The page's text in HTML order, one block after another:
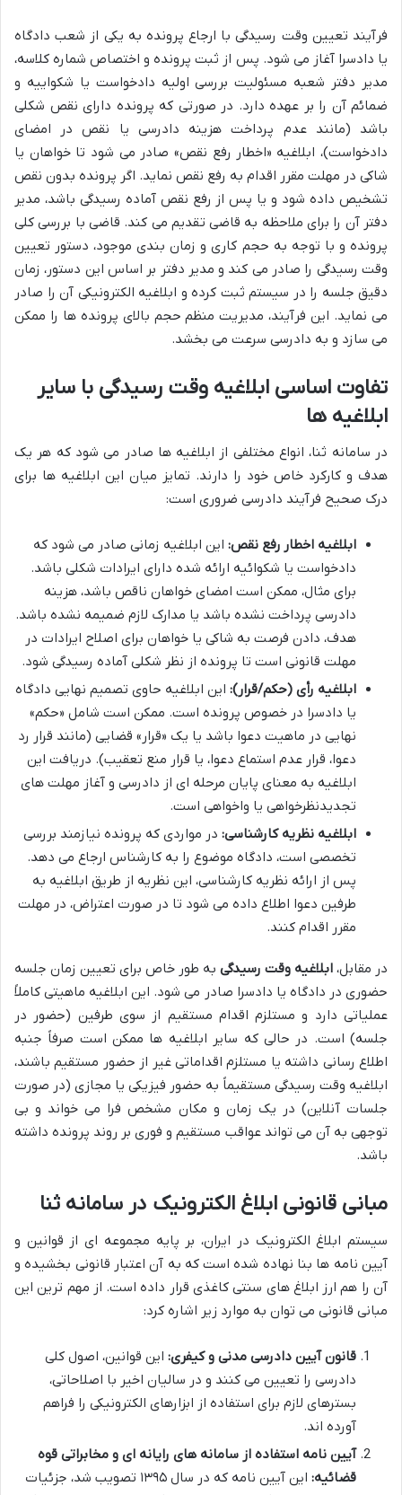
فرآیند تعیین وقت رسیدگی با ارجاع پرونده به یکی از شعب دادگاه
یا دادسرا آغاز می شود. پس از ثبت پرونده و اختصاص شماره کلاسه،
مدیر دفتر شعبه مسئولیت بررسی اولیه دادخواست یا شکواییه و
ضمائم آن را بر عهده دارد. در صورتی که پرونده دارای نقص شکلی
باشد (مانند عدم پرداخت هزینه دادرسی یا نقص در امضای
دادخواست)، ابلاغیه «اخطار رفع نقص» صادر می شود تا خواهان یا
شاکی در مهلت مقرر اقدام به رفع نقص نماید. اگر پرونده بدون نقص
تشخیص داده شود و یا پس از رفع نقص آماده رسیدگی باشد، مدیر
دفتر آن را برای ملاحظه به قاضی تقدیم می کند. قاضی با بررسی کلی
پرونده و با توجه به حجم کاری و زمان بندی موجود، دستور تعیین
وقت رسیدگی را صادر می کند و مدیر دفتر بر اساس این دستور، زمان
دقیق جلسه را در سیستم ثبت کرده و ابلاغیه الکترونیکی آن را صادر
می نماید. این فرآیند، مدیریت منظم حجم بالای پرونده ها را ممکن
می سازد و به دادرسی سرعت می بخشد.
تفاوت اساسی ابلاغیه وقت رسیدگی با سایر
ابلاغیه ها
در سامانه ثنا، انواع مختلفی از ابلاغیه ها صادر می شود که هر یک
هدف و کارکرد خاص خود را دارند. تمایز میان این ابلاغیه ها برای
درک صحیح فرآیند دادرسی ضروری است:
ابلاغیه اخطار رفع نقص: این ابلاغیه زمانی صادر می شود که
دادخواست یا شکوائیه ارائه شده دارای ایرادات شکلی باشد.
برای مثال، ممکن است امضای خواهان ناقص باشد، هزینه
دادرسی پرداخت نشده باشد یا مدارک لازم ضمیمه نشده باشد.
هدف، دادن فرصت به شاکی یا خواهان برای اصلاح ایرادات در
مهلت قانونی است تا پرونده از نظر شکلی آماده رسیدگی شود.
ابلاغیه رأی (حکم/قرار): این ابلاغیه حاوی تصمیم نهایی دادگاه
یا دادسرا در خصوص پرونده است. ممکن است شامل «حکم»
نهایی در ماهیت دعوا باشد یا یک «قرار» قضایی (مانند قرار رد
دعوا، قرار عدم استماع دعوا، یا قرار منع تعقیب). دریافت این
ابلاغیه به معنای پایان مرحله ای از دادرسی و آغاز مهلت های
تجدیدنظرخواهی یا واخواهی است.
ابلاغیه نظریه کارشناسی: در مواردی که پرونده نیازمند بررسی
تخصصی است، دادگاه موضوع را به کارشناس ارجاع می دهد.
پس از ارائه نظریه کارشناسی، این نظریه از طریق ابلاغیه به
طرفین دعوا اطلاع داده می شود تا در صورت اعتراض، در مهلت
مقرر اقدام کنند.
در مقابل، ابلاغیه وقت رسیدگی به طور خاص برای تعیین زمان جلسه
حضوری در دادگاه یا دادسرا صادر می شود. این ابلاغیه ماهیتی کاملاً
عملیاتی دارد و مستلزم اقدام مستقیم از سوی طرفین (حضور در
جلسه) است. در حالی که سایر ابلاغیه ها ممکن است صرفاً جنبه
اطلاع رسانی داشته یا مستلزم اقداماتی غیر از حضور مستقیم باشند،
ابلاغیه وقت رسیدگی مستقیماً به حضور فیزیکی یا مجازی (در صورت
جلسات آنلاین) در یک زمان و مکان مشخص فرا می خواند و بی
توجهی به آن می تواند عواقب مستقیم و فوری بر روند پرونده داشته
باشد.
مبانی قانونی ابلاغ الکترونیک در سامانه ثنا
سیستم ابلاغ الکترونیک در ایران، بر پایه مجموعه ای از قوانین و
آیین نامه ها بنا نهاده شده است که به آن اعتبار قانونی بخشیده و
آن را هم ارز ابلاغ های سنتی کاغذی قرار داده است. از مهم ترین این
مبانی قانونی می توان به موارد زیر اشاره کرد:
قانون آیین دادرسی مدنی و کیفری: این قوانین، اصول کلی
دادرسی را تعیین می کنند و در سالیان اخیر با اصلاحاتی،
بسترهای لازم برای استفاده از ابزارهای الکترونیکی را فراهم
آورده اند.
آیین نامه استفاده از سامانه های رایانه ای و مخابراتی قوه
قضائیه:
این آیین نامه که در سال ۱۳۹۵ تصویب شد، جزئیات